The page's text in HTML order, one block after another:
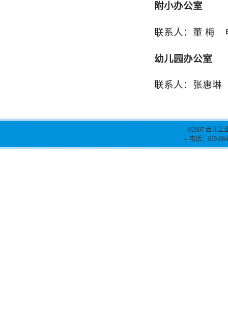
附小办公室
联系人：董 梅
幼儿园办公室
联系人：张惠琳
©2007 西北工
-- 电话：029-